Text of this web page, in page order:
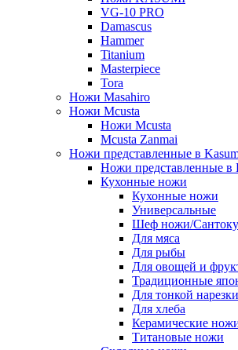
VG-10 PRO
Damascus
Hammer
Titanium
Masterpiece
Tora
Ножи Masahiro
Ножи Mcusta
Ножи Mcusta
Mcusta Zanmai
Ножи представленные в
Ножи представленные в
Кухонные ножи
Кухонные ножи
Универсальные
Шеф ножи/Сантоку
Для мяса
Для рыбы
Для овощей и
Традиционные
Для тонкой нарезки
Для хлеба
Керамические
Титановые ножи